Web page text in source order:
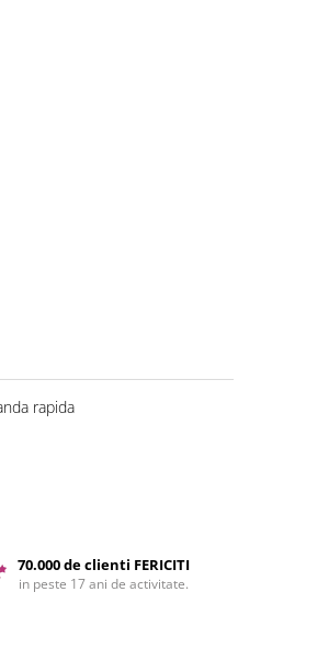
rapida
70.000 de clienti FERICITI
in peste 17 ani de activitate.